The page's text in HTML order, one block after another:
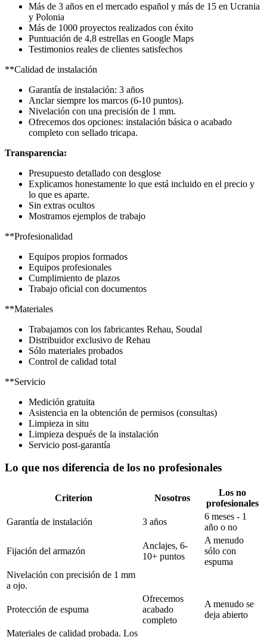
Más de 3 años en el mercado español y más de 15 en Ucrania
y Polonia
Más de 1000 proyectos realizados con éxito
Puntuación de 4,8 estrellas en Google Maps
Testimonios reales de clientes satisfechos
**Calidad de instalación
Garantía de instalación: 3 años
Anclar siempre los marcos (6-10 puntos).
Nivelación con una precisión de 1 mm.
Ofrecemos dos opciones: instalación básica o acabado
completo con sellado tricapa.
Transparencia:
Presupuesto detallado con desglose
Explicamos honestamente lo que está incluido en el precio y
lo que es aparte.
Sin extras ocultos
Mostramos ejemplos de trabajo
**Profesionalidad
Equipos propios formados
Equipos profesionales
Cumplimiento de plazos
Trabajo oficial con documentos
**Materiales
Trabajamos con los fabricantes Rehau, Soudal
Distribuidor exclusivo de Rehau
Sólo materiales probados
Control de calidad total
**Servicio
Medición gratuita
Asistencia en la obtención de permisos (consultas)
Limpieza in situ
Limpieza después de la instalación
Servicio post-garantía
Lo que nos diferencia de los no profesionales
Criterion Nosotros
Los no
profesionales
Garantía de instalación
3 años
6 meses - 1
año o no
Fijación del armazón
Anclajes, 6-
10+ puntos
A menudo
sólo con
espuma
Nivelación con precisión de 1 mm
a ojo.
Protección de espuma
Ofrecemos
acabado
completo
A menudo se
deja abierto
Materiales de calidad probada. Los